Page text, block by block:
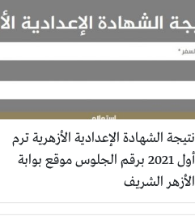
نتيجة الشهادة الإعدادية الأزهرية ترم
أول 2021 برقم الجلوس موقع بوابة
الأزهر الشريف